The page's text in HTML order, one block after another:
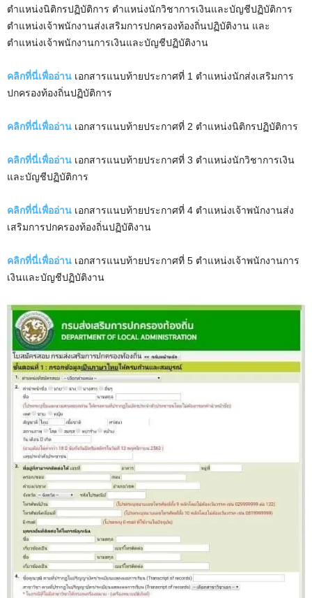
ตำแหน่งนิติกรปฏิบัติการ ตำแหน่งนักวิชาการเงินและบัญชีปฏิบัติการ
ตำแหน่งเจ้าพนักงานส่งเสริมการปกครองท้องถิ่นปฏิบัติงาน และ
ตำแหน่งเจ้าพนักงานการเงินและบัญชีปฏิบัติงาน
คลิกที่นี่เพื่ออ่าน เอกสารแนบท้ายประกาศที่ 1 ตำแหน่งนักส่งเสริมการ
ปกครองท้องถิ่นปฏิบัติการ
คลิกที่นี่เพื่ออ่าน เอกสารแนบท้ายประกาศที่ 2 ตำแหน่งนิติกรปฏิบัติการ
คลิกที่นี่เพื่ออ่าน เอกสารแนบท้ายประกาศที่ 3 ตำแหน่งนักวิชาการเงิน
และบัญชีปฏิบัติการ
คลิกที่นี่เพื่ออ่าน เอกสารแนบท้ายประกาศที่ 4 ตำแหน่งเจ้าพนักงานส่ง
เสริมการปกครองท้องถิ่นปฏิบัติงาน
คลิกที่นี่เพื่ออ่าน เอกสารแนบท้ายประกาศที่ 5 ตำแหน่งเจ้าพนักงานการ
เงินและบัญชีปฏิบัติงาน